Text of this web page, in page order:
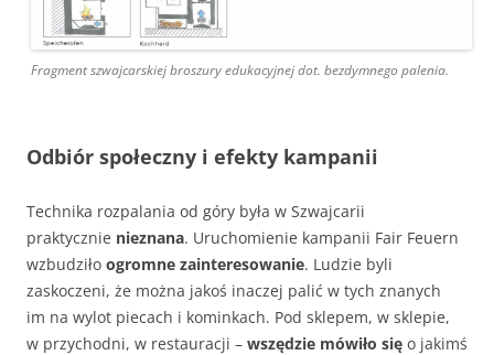
Fragment szwajcarskiej broszury edukacyjnej dot. bezdymnego palenia.
Odbiór społeczny i efekty kampanii
Technika rozpalania od góry była w Szwajcarii
praktycznie nieznana. Uruchomienie kampanii Fair Feuern
wzbudziło ogromne zainteresowanie. Ludzie byli
zaskoczeni, że można jakoś inaczej palić w tych znanych
im na wylot piecach i kominkach. Pod sklepem, w sklepie,
w przychodni, w restauracji – wszędzie mówiło się o jakimś